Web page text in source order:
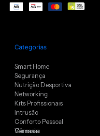
Categorias
Smart Home
Segurança
Nutrição Desportiva
Networking
Kits Profissionais
Intrusão
Conforto Pessoal
Câmaras
Ver mais